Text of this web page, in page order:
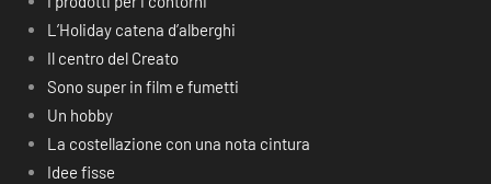
L’Holiday catena d’alberghi
Il centro del Creato
Sono super in film e fumetti
Un hobby
La costellazione con una nota cintura
Idee fisse